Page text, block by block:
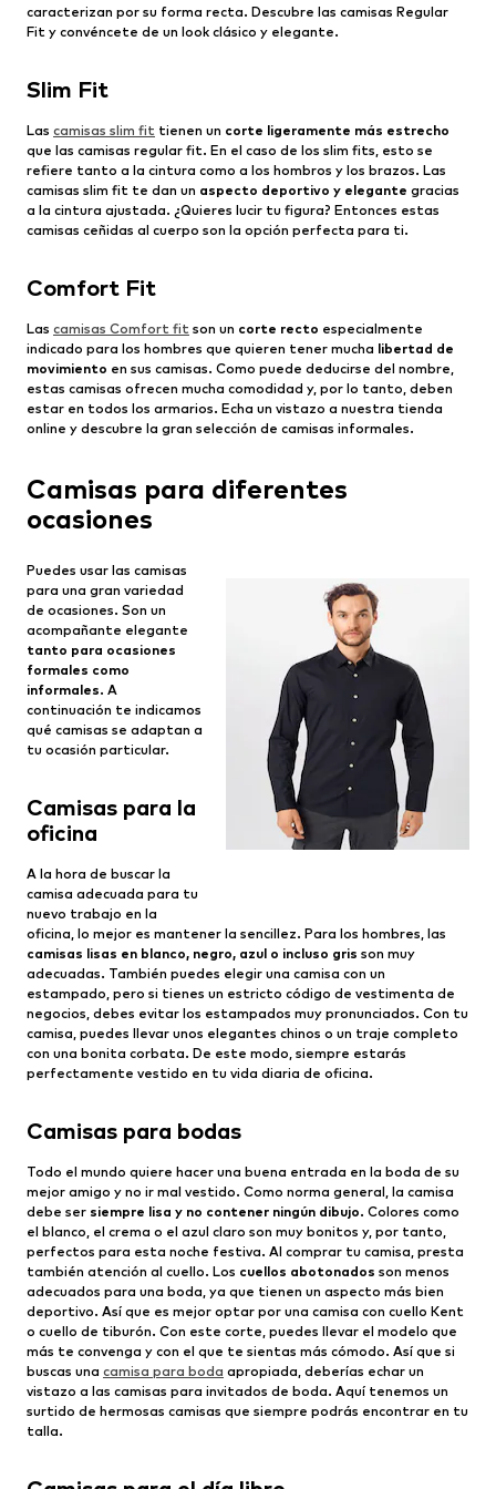
caracterizan por su forma recta. Descubre las camisas Regular
Fit y convéncete de un look clásico y elegante.
Slim Fit
Las camisas slim fit tienen un corte ligeramente más estrecho
que las camisas regular fit. En el caso de los slim fits, esto se
refiere tanto a la cintura como a los hombros y los brazos. Las
camisas slim fit te dan un aspecto deportivo y elegante gracias
a la cintura ajustada. ¿Quieres lucir tu figura? Entonces estas
camisas ceñidas al cuerpo son la opción perfecta para ti.
Comfort Fit
Las camisas Comfort fit son un corte recto especialmente
indicado para los hombres que quieren tener mucha libertad de
movimiento en sus camisas. Como puede deducirse del nombre,
estas camisas ofrecen mucha comodidad y, por lo tanto, deben
estar en todos los armarios. Echa un vistazo a nuestra tienda
online y descubre la gran selección de camisas informales.
Camisas para diferentes
ocasiones
Puedes usar las camisas
para una gran variedad
de ocasiones. Son un
acompañante elegante
tanto para ocasiones
formales como
informales. A
continuación te indicamos
qué camisas se adaptan a
tu ocasión particular.
Camisas para la
oficina
A la hora de buscar la
camisa adecuada para tu
nuevo trabajo en la
oficina, lo mejor es mantener la sencillez. Para los hombres, las
camisas lisas en blanco, negro, azul o incluso gris son muy
adecuadas. También puedes elegir una camisa con un
estampado, pero si tienes un estricto código de vestimenta de
negocios, debes evitar los estampados muy pronunciados. Con tu
camisa, puedes llevar unos elegantes chinos o un traje completo
con una bonita corbata. De este modo, siempre estarás
perfectamente vestido en tu vida diaria de oficina.
Camisas para bodas
Todo el mundo quiere hacer una buena entrada en la boda de su
mejor amigo y no ir mal vestido. Como norma general, la camisa
debe ser siempre lisa y no contener ningún dibujo. Colores como
el blanco, el crema o el azul claro son muy bonitos y, por tanto,
perfectos para esta noche festiva. Al comprar tu camisa, presta
también atención al cuello. Los cuellos abotonados son menos
adecuados para una boda, ya que tienen un aspecto más bien
deportivo. Así que es mejor optar por una camisa con cuello Kent
o cuello de tiburón. Con este corte, puedes llevar el modelo que
más te convenga y con el que te sientas más cómodo. Así que si
buscas una camisa para boda apropiada, deberías echar un
vistazo a las camisas para invitados de boda. Aquí tenemos un
surtido de hermosas camisas que siempre podrás encontrar en tu
talla.